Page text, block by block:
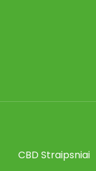
CBD Straipsniai